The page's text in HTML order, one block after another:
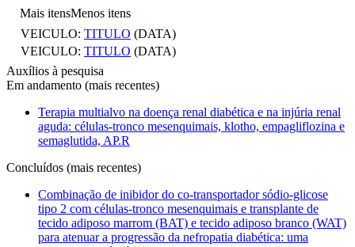
Mais itensMenos itens
VEICULO: TITULO (DATA)
VEICULO: TITULO (DATA)
Auxílios à pesquisa
Em andamento (mais recentes)
Terapia multialvo na doença renal diabética e na injúria renal
aguda: células-tronco mesenquimais, klotho, empagliflozina e
semaglutida, AP.R
Concluídos (mais recentes)
Combinação de inibidor do co-transportador sódio-glicose
tipo 2 com células-tronco mesenquimais e transplante de
tecido adiposo marrom (BAT) e tecido adiposo branco (WAT)
para atenuar a progressão da nefropatia diabética: uma